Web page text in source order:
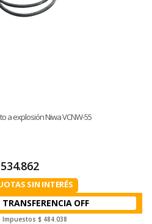
a explosión Niwa VCNW-55
534.862
SIN INTERÉS
Impuestos $ 484.038